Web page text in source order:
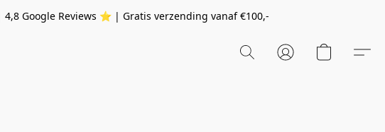
4,8 Google Reviews ⭐️ | Gratis verzending vanaf€100,-